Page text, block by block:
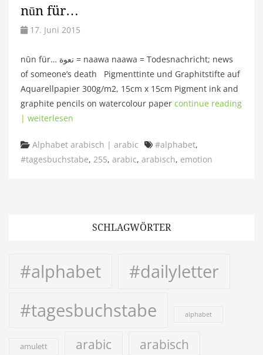
nūn für…
17. Juni 2015
nūn für… نعوة = naawa naawa = Todesnachricht; news
of someone’s death Pigmenttinte und Graphitstifte auf
Aquarellpapier 300g/m2, 15cm x 15cm Pigment ink and
graphite pencils on watercolour paper continue reading
| weiterlesen
Categories
Alphabet arabisch | arabic Tags
#alphabet,
#tagesbuchstabe, 255, arabic, arabisch, emotion
SCHLAGWÖRTER
#alphabet
#dailyletter
#tagesbuchstabe
alphabet
amulett arabic arabisch